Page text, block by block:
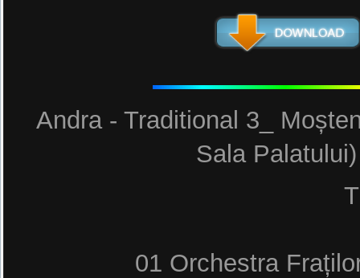
Andra - Traditional 3_
Sala
01 Orchestra